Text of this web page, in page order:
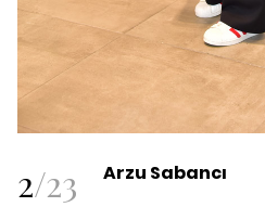
2/23 Arzu Sabancı